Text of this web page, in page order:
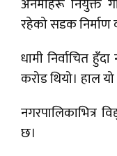
अनमीहरू नियुक्त
रहेको सडक निर्माण
धामी निर्वाचित
करोड थियो। हाल
नगरपालिकाभित्र
छ।